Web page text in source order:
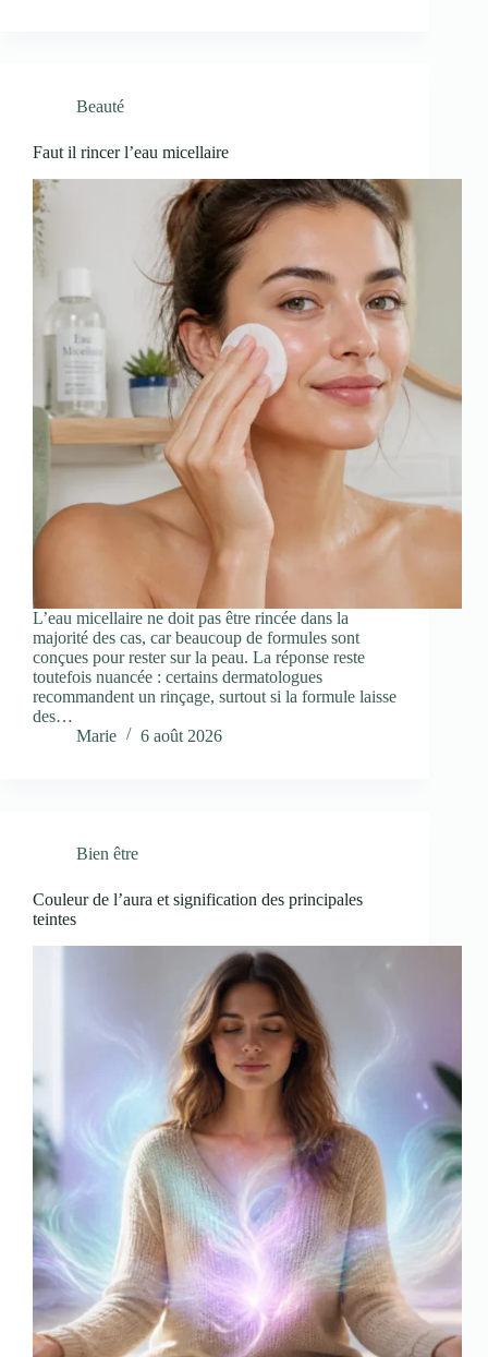
Beauté
Faut il rincer l’eau micellaire
L’eau micellaire ne doit pas être rincée dans la
majorité des cas, car beaucoup de formules sont
conçues pour rester sur la peau. La réponse reste
toutefois nuancée : certains dermatologues
recommandent un rinçage, surtout si la formule laisse
des…
Marie
6 août 2026
Bien être
Couleur de l’aura et signification des principales
teintes